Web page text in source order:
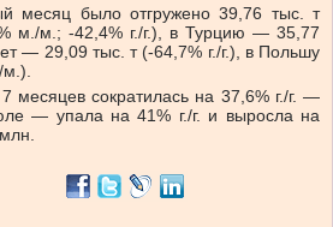
месяц было отгружено 39,76 тыс. т
м./м.; -42,4% г./г.), в Турцию — 35,77
— 29,09 тыс. т (-64,7% г./г.), в Польшу
м.).
месяцев сократилась на 37,6% г./г. —
— упала на 41% г./г. и выросла на